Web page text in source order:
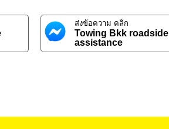
ส่งข้อความ คลิก
Towing Bkk roadside
assistance